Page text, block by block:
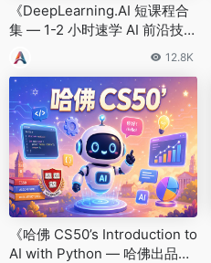
《DeepLearning.AI 短课程合
集 — 1-2 小时速学 AI 前沿技
术》
12.8K
《哈佛 CS50’s Introduction to
AI with Python — 哈佛出品的